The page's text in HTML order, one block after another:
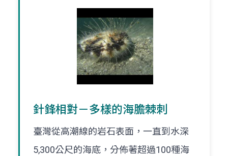
針鋒相對－多樣的海膽棘刺
臺灣從高潮線的岩石表面，一直到水深
5,300公尺的海底，分佈著超過100種海